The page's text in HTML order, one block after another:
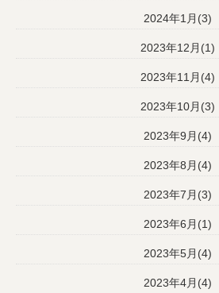
2024年1月(3)
2023年12月(1)
2023年11月(4)
2023年10月(3)
2023年9月(4)
2023年8月(4)
2023年7月(3)
2023年6月(1)
2023年5月(4)
2023年4月(4)